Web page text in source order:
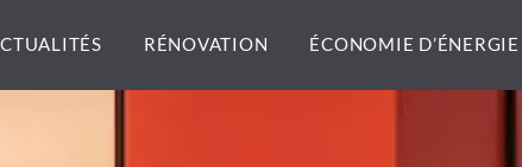
RÉNOVATION ÉCONOMIE D’ÉNERGIE